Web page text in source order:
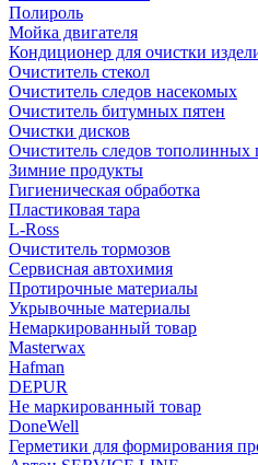
Полироль
Мойка двигателя
Кондиционер для очистки
Очиститель стекол
Очиститель следов насекомых
Очиститель битумных пятен
Очистки дисков
Очиститель следов тополинных
Зимние продукты
Гигиеническая обработка
Пластиковая тара
L-Ross
Очиститель тормозов
Сервисная автохимия
Протирочные материалы
Укрывочные материалы
Немаркированный товар
Masterwax
Hafman
DEPUR
Не маркированный товар
DoneWell
Герметики для формирования